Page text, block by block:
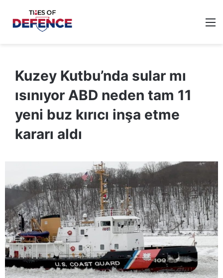
Kuzey Kutbu’nda sular mı
ısınıyor ABD neden tam 11
yeni buz kırıcı inşa etme
kararı aldı